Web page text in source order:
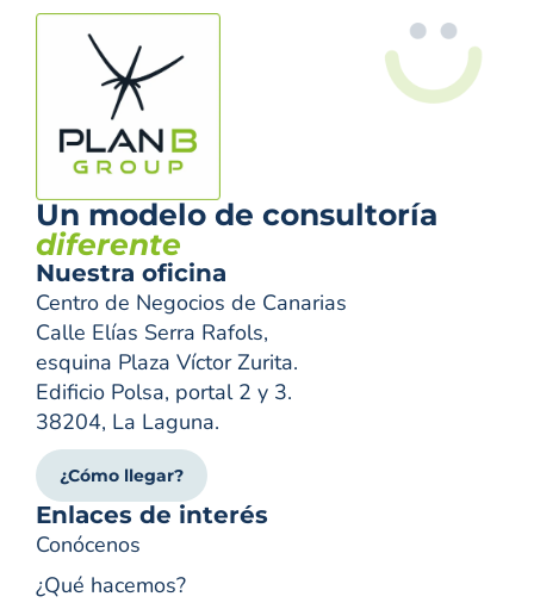
Un modelo de consultoría
diferente
Nuestra oficina
Centro de Negocios de Canarias
Calle Elías Serra Rafols,
esquina Plaza Víctor Zurita.
Edificio Polsa, portal 2 y 3.
38204, La Laguna.
¿Cómo llegar?
Enlaces de interés
Conócenos
¿Qué hacemos?